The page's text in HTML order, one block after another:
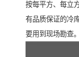
按每平方、每立
有品质保证的冷
要用到现场勘查。